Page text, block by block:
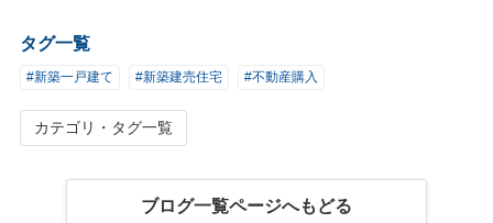
タグ一覧
#新築一戸建て #新築建売住宅 #不動産購入
カテゴリ・タグ一覧
ブログ一覧ページへもどる